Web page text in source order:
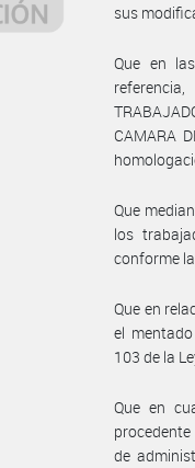
sus
Que en
CAMARA
Que
los
conforme
Que en
el
103 de la
Que en
de